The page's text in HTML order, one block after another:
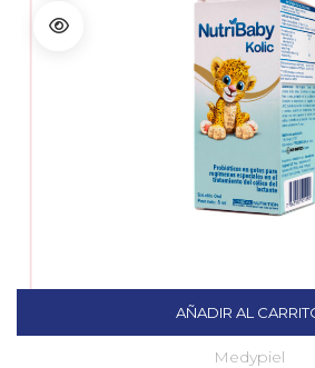
AÑADIR AL
Medypiel